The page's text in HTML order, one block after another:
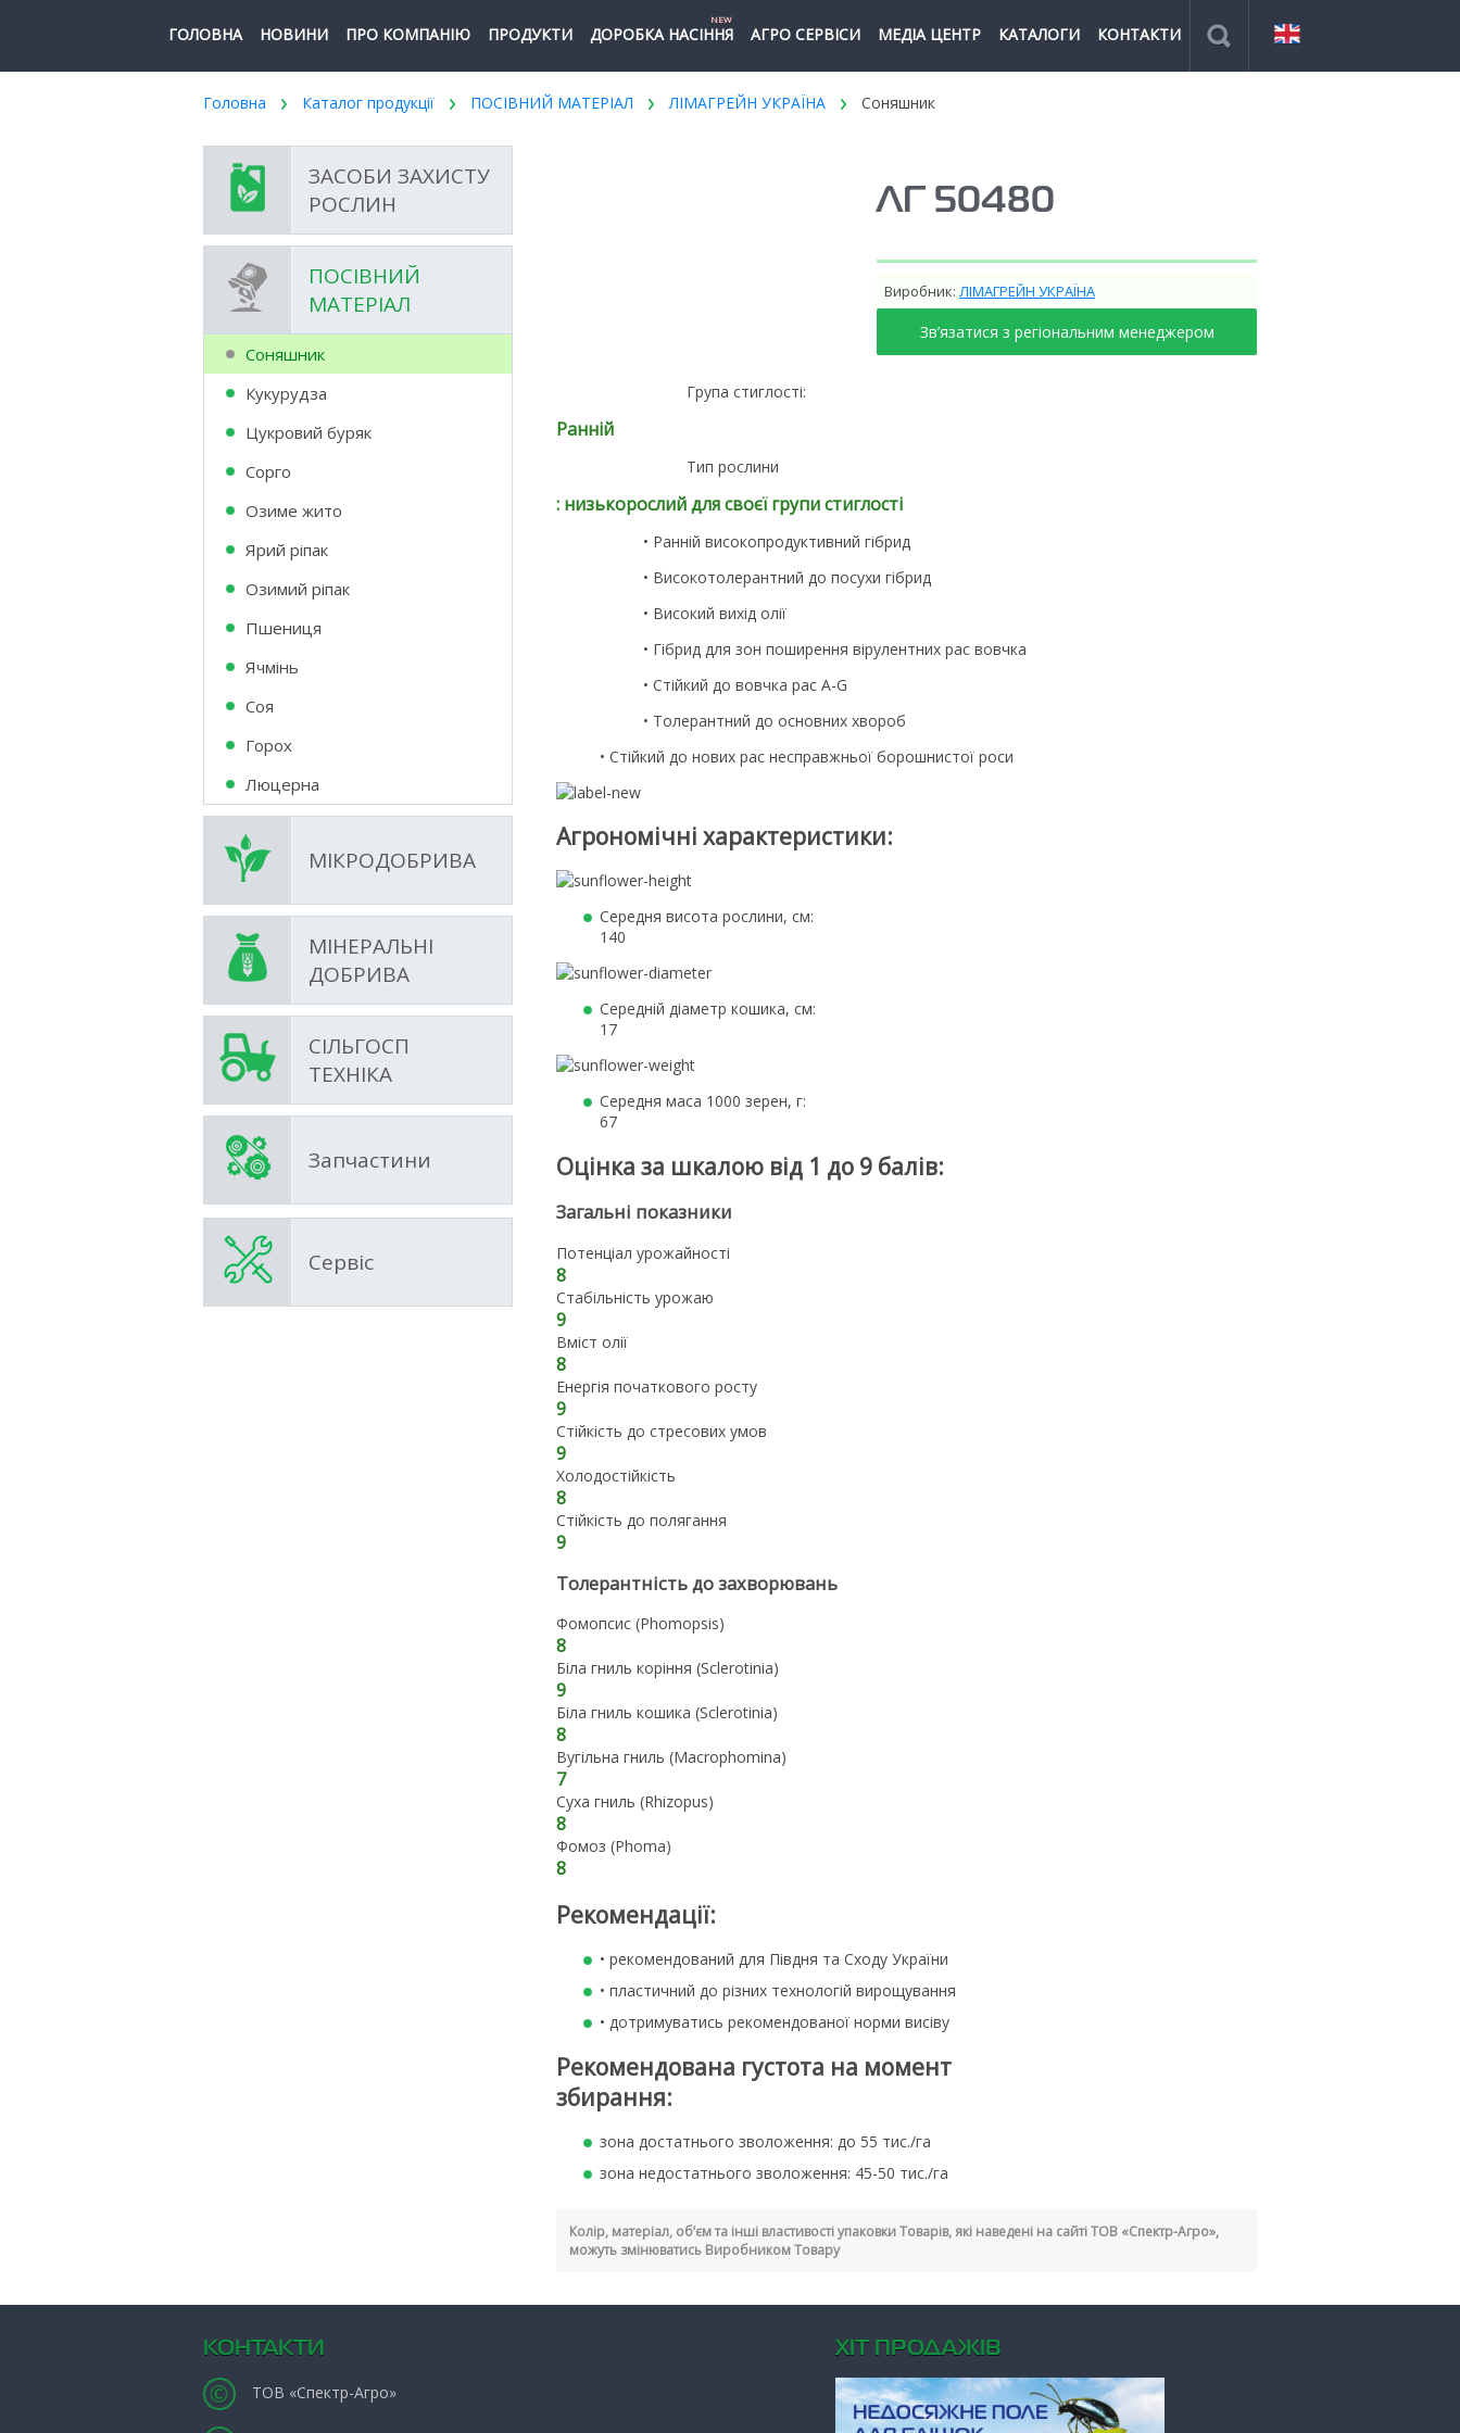
ГОЛОВНА НОВИНИ ПРО КОМПАНІЮ ПРОДУКТИ ДОРОБКА НАСІННЯ
NEW
АГРО СЕРВІСИ МЕДІА ЦЕНТР КАТАЛОГИ КОНТАКТИ
Головна Каталог продукції ПОСІВНИЙ МАТЕРІАЛ ЛІМАГРЕЙН УКРАЇНА Соняшник
ЗАСОБИ ЗАХИСТУ
РОСЛИН
ПОСІВНИЙ
МАТЕРІАЛ
Соняшник
Кукурудза
Цукровий буряк
Сорго
Озиме жито
Ярий ріпак
Озимий ріпак
Пшениця
Ячмінь
Соя
Горох
Люцерна
МІКРОДОБРИВА
МІНЕРАЛЬНІ
ДОБРИВА
СІЛЬГОСП
ТЕХНІКА
Запчастини
Сервіс
ЛГ 50480
Виробник: ЛІМАГРЕЙН УКРАЇНА
Зв’язатися з регіональним менеджером
Група стиглості:
Ранній
Тип рослини
: низькорослий для своєї групи стиглості
• Ранній високопродуктивний гібрид
• Високотолерантний до посухи гібрид
• Високий вихід олії
• Гібрид для зон поширення вірулентних рас вовчка
• Стійкий до вовчка рас A-G
• Толерантний до основних хвороб
• Стійкий до нових рас несправжньої борошнистої роси
Агрономічні характеристики:
Cередня висота рослини, см:
140
Середній діаметр кошика, см:
17
Середня маса 1000 зерен, г:
67
Оцінка за шкалою від 1 до 9 балів:
Загальні показники
Потенціал урожайності
8
Стабільність урожаю
9
Вміст олії
8
Енергія початкового росту
9
Стійкість до стресових умов
9
Холодостійкість
8
Стійкість до полягання
9
Толерантність до захворювань
Фомопсис (Phomopsis)
8
Біла гниль коріння (Sclerotinia)
9
Біла гниль кошика (Sclerotinia)
8
Вугільна гниль (Macrophomina)
7
Суха гниль (Rhizopus)
8
Фомоз (Phoma)
8
Рекомендації:
• рекомендований для Півдня та Сходу України
• пластичний до різних технологій вирощування
• дотримуватись рекомендованої норми висіву
Рекомендована густота на момент
збирання:
зона достатнього зволоження: до 55 тис./га
зона недостатнього зволоження: 45-50 тис./га
Колір, матеріал, об’єм та інші властивості упаковки Товарів, які наведені на сайті ТОВ «Спектр-Агро»,
можуть змінюватись Виробником Товару
КОНТАКТИ
ТОВ «Спектр-Агро»
ХIТ ПРОДАЖІВ